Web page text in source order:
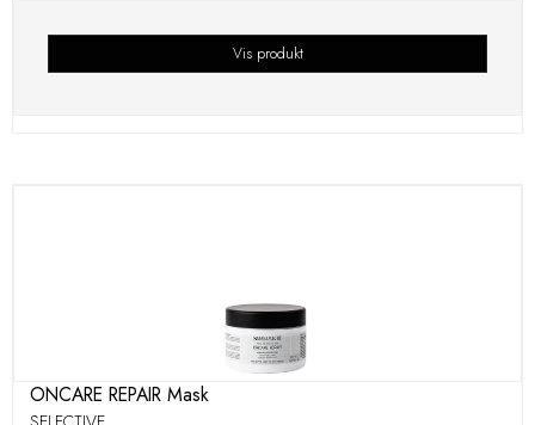
Vis produkt
ONCARE REPAIR Mask